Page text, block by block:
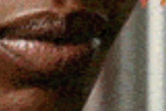
limitazioni